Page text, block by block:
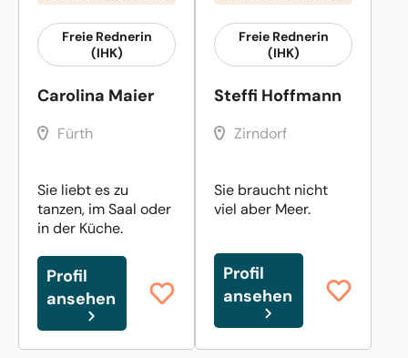
Freie Rednerin
(IHK)
Carolina Maier
Fürth
Sie liebt es zu
tanzen, im Saal oder
in der Küche.
Profil
ansehen
Freie Rednerin
(IHK)
Steffi Hoffmann
Zirndorf
Sie braucht nicht
viel aber Meer.
Profil
ansehen